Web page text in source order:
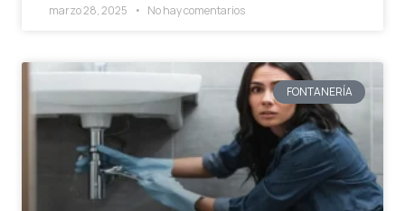
marzo 28, 2025 No hay comentarios
FONTANERÍA